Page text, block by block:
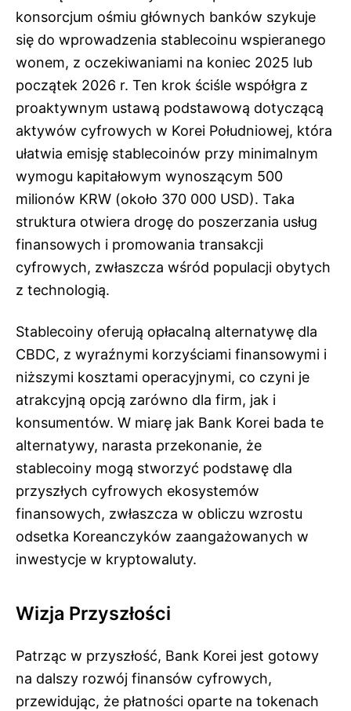
konsorcjum ośmiu głównych banków szykuje
się do wprowadzenia stablecoinu wspieranego
wonem, z oczekiwaniami na koniec 2025 lub
początek 2026 r. Ten krok ściśle współgra z
proaktywnym ustawą podstawową dotyczącą
aktywów cyfrowych w Korei Południowej, która
ułatwia emisję stablecoinów przy minimalnym
wymogu kapitałowym wynoszącym 500
milionów KRW (około 370 000 USD). Taka
struktura otwiera drogę do poszerzania usług
finansowych i promowania transakcji
cyfrowych, zwłaszcza wśród populacji obytych
z technologią.
Stablecoiny oferują opłacalną alternatywę dla
CBDC, z wyraźnymi korzyściami finansowymi i
niższymi kosztami operacyjnymi, co czyni je
atrakcyjną opcją zarówno dla firm, jak i
konsumentów. W miarę jak Bank Korei bada te
alternatywy, narasta przekonanie, że
stablecoiny mogą stworzyć podstawę dla
przyszłych cyfrowych ekosystemów
finansowych, zwłaszcza w obliczu wzrostu
odsetka Koreanczyków zaangażowanych w
inwestycje w kryptowaluty.
Wizja Przyszłości
Patrząc w przyszłość, Bank Korei jest gotowy
na dalszy rozwój finansów cyfrowych,
przewidując, że płatności oparte na tokenach